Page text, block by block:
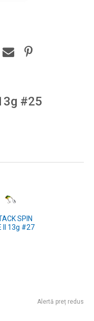
#25
SPIN
II 13g #27
Alertă preț redus